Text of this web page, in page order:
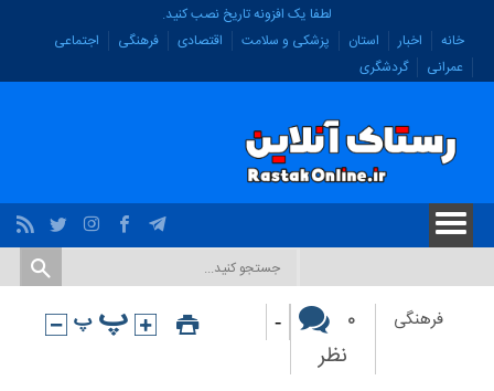
لطفا یک افزونه تاریخ نصب کنید.
خانه
اخبار استان پزشکی و سلامت اقتصادی فرهنگی
اجتماعی
عمرانی
گردشگری
فرهنگی
۰
نظر
-